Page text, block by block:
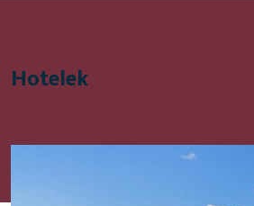
Hotelek